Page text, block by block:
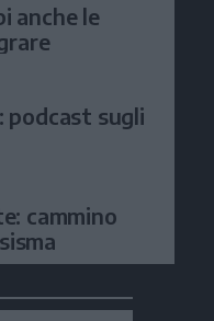
anche le
podcast sugli
cammino